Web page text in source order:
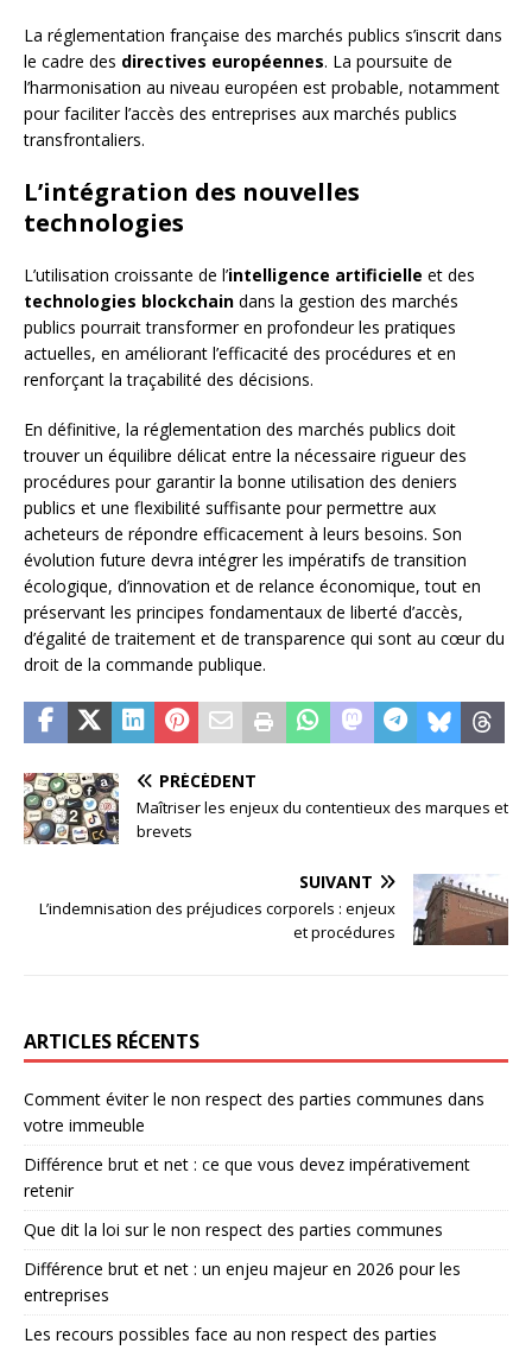
La réglementation française des marchés publics s’inscrit dans
le cadre des directives européennes. La poursuite de
l’harmonisation au niveau européen est probable, notamment
pour faciliter l’accès des entreprises aux marchés publics
transfrontaliers.
L’intégration des nouvelles
technologies
L’utilisation croissante de l’intelligence artificielle et des
technologies blockchain dans la gestion des marchés
publics pourrait transformer en profondeur les pratiques
actuelles, en améliorant l’efficacité des procédures et en
renforçant la traçabilité des décisions.
En définitive, la réglementation des marchés publics doit
trouver un équilibre délicat entre la nécessaire rigueur des
procédures pour garantir la bonne utilisation des deniers
publics et une flexibilité suffisante pour permettre aux
acheteurs de répondre efficacement à leurs besoins. Son
évolution future devra intégrer les impératifs de transition
écologique, d’innovation et de relance économique, tout en
préservant les principes fondamentaux de liberté d’accès,
d’égalité de traitement et de transparence qui sont au cœur du
droit de la commande publique.
PRÉCÉDENT
Maîtriser les enjeux du contentieux des marques et
brevets
SUIVANT
L’indemnisation des préjudices corporels : enjeux
et procédures
ARTICLES RÉCENTS
Comment éviter le non respect des parties communes dans
votre immeuble
Différence brut et net : ce que vous devez impérativement
retenir
Que dit la loi sur le non respect des parties communes
Différence brut et net : un enjeu majeur en 2026 pour les
entreprises
Les recours possibles face au non respect des parties